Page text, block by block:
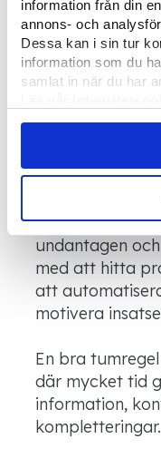
information från din
annons- och
Dessa kan i sin tur
information som du
samlat in när du har
Läs mer om våra
skapar
och flöden.
Så väljer
att
Det största
som verkar
undantagen
med att hitta
att
motivera
En bra
där mycket tid
information,
kompletteringar.